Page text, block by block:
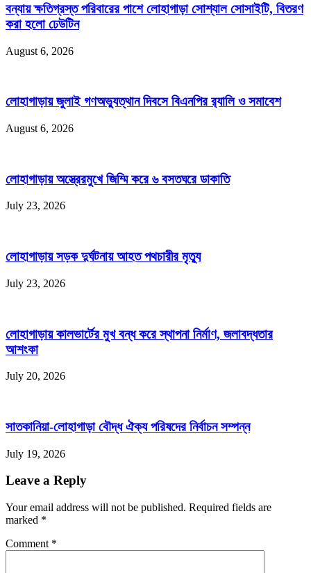
বন্যায় ক্ষতিগ্রস্ত পরিবারের পাশে লোহাগাড়া সোশ্যাল সোসাইটি, বিতরণ
করা হলো ঢেউটিন
August 6, 2026
লোহাগাড়ায় জুলাই গণঅভ্যুত্থান দিবসে বিএনপির র‌্যালি ও সমাবেশ
August 6, 2026
লোহাগাড়ায় অস্ত্রেরমুখে জিম্মি করে ৬ বসতঘরে ডাকাতি
July 23, 2026
লোহাগাড়ায় সড়ক দুর্ঘটনায় আহত পথচারীর মৃত্যু
July 23, 2026
লোহাগাড়ায় কালভার্টের মুখ বন্ধ করে স্থাপনা নির্মাণ, জলাবদ্ধতার
আশংকা
July 20, 2026
সাতকানিয়া-লোহাগাড়া বৌদ্ধ ঐক্য পরিষদের নির্বাচন সম্পন্ন
July 19, 2026
Leave a Reply
Your email address will not be published. Required fields are
marked *
Comment *